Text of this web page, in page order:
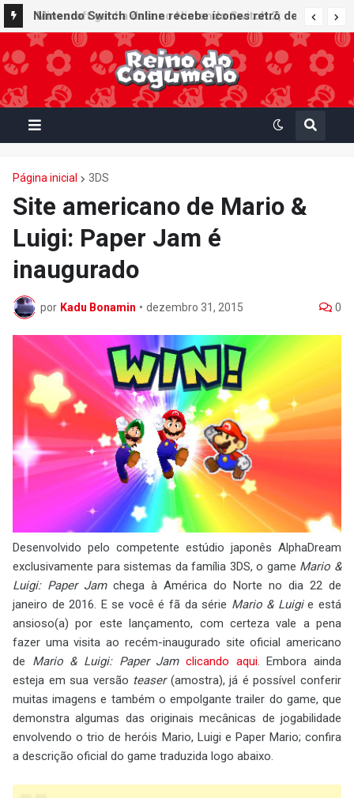
Nintendo Switch Online recebe ícones retrô de
Mario Paint (SNES) e Mario Kart: Super Circuit
(GBA)
Página inicial 3DS
Site americano de Mario &
Luigi: Paper Jam é
inaugurado
por Kadu Bonamin • dezembro 31, 2015 0
Desenvolvido pelo competente estúdio japonês AlphaDream
exclusivamente para sistemas da família 3DS, o game Mario &
Luigi: Paper Jamchega à América do Norte no dia 22 de
janeiro de 2016. E se você é fã da série Mario & Luigie está
ansioso(a) por este lançamento, com certeza vale a pena
fazer uma visita ao recém-inaugurado site oficial americano
de Mario & Luigi: Paper Jam clicando aqui. Embora ainda
esteja em sua versão teaser(amostra), já é possível conferir
muitas imagens e também o empolgante trailer do game, que
demonstra algumas das originais mecânicas de jogabilidade
envolvendo o trio de heróis Mario, Luigi e Paper Mario; confira
a descrição oficial do game traduzida logo abaixo.